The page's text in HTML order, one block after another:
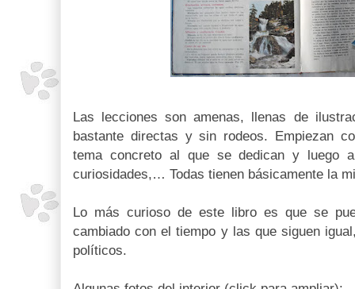
Las lecciones son amenas, llenas de
bastante directas y sin rodeos. Empiezan
tema concreto al que se dedican y luego
curiosidades,… Todas tienen básicamente la
Lo más curioso de este libro es que se
cambiado con el tiempo y las que siguen
políticos.